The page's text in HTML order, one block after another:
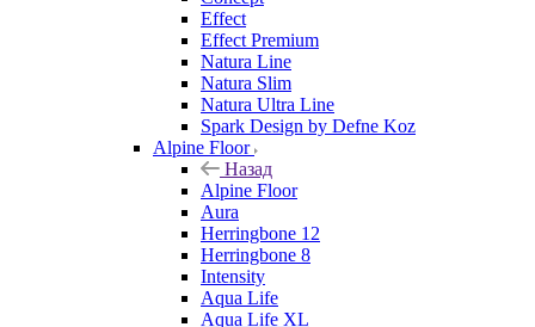
Effect
Effect Premium
Natura Line
Natura Slim
Natura Ultra Line
Spark Design by Defne Koz
Alpine Floor
Назад
Alpine Floor
Aura
Herringbone 12
Herringbone 8
Intensity
Aqua Life
Aqua Life XL